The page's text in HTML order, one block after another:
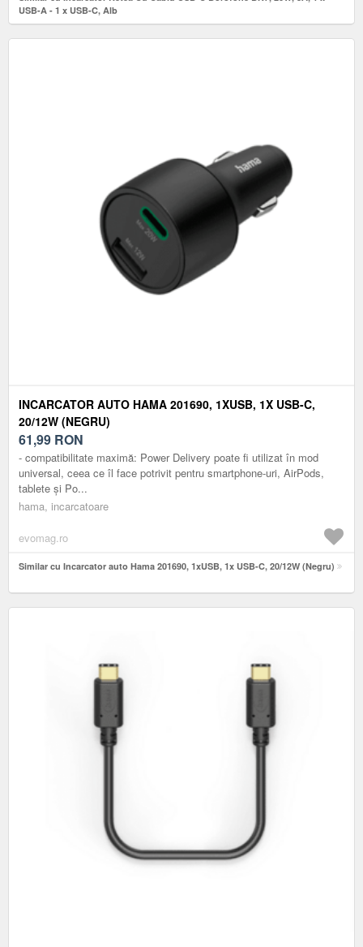
USB-A - 1 x USB-C, Alb
INCARCATOR AUTO HAMA 201690, 1XUSB, 1X USB-C,
20/12W (NEGRU)
61,99 RON
- compatibilitate maximă: Power Delivery poate fi utilizat în mod
universal, ceea ce îl face potrivit pentru smartphone-uri, AirPods,
tablete și Po...
hama, incarcatoare
evomag.ro
Similar cu Incarcator auto Hama 201690, 1xUSB, 1x USB-C, 20/12W (Negru)